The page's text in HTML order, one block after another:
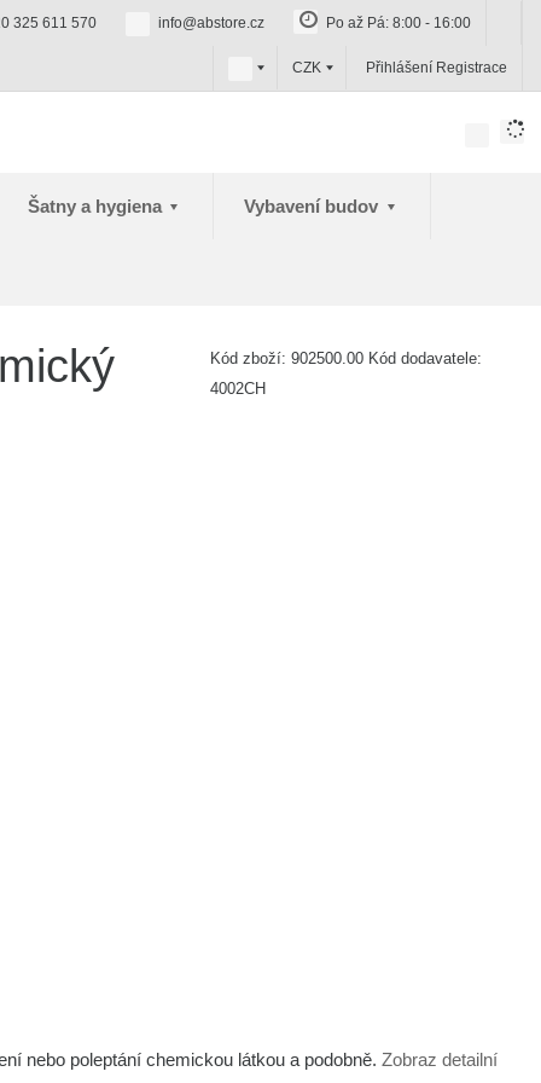
325 611 570 info@abstore.cz Po až Pá: 8:00 - 16:00
c
z
CZK Přihlášení Registrace
Šatny a hygiena Vybavení budov
Kód zboží:902500.00 Kód dodavatele:
4002CH
nebo poleptání chemickou látkou a podobně. Zobraz detailní